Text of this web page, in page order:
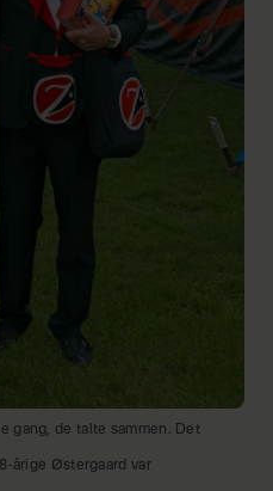
gang, de talte sammen. Det
årige Østergaard var